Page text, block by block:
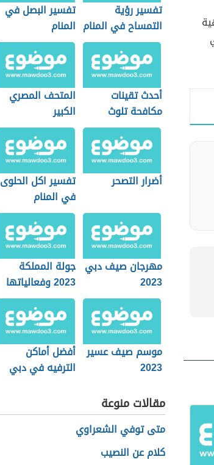
تفسير رؤية
التمساح في المنام
للمطلقة
تفسير البصل في
المنام
أحدث تقينات
مكافحة تلوث
المحيطات
المتحف المصري
الكبير
أضرار التصحر
تفسير اكل الحلوى
في المنام
مهرجان صيف دبي
2023
جولة المملكة
2023 وفعالياتها
موسم صيف عسير
2023
أفضل أماكن
الترفيه في دبي
مقالات منوعة
متى توفي الشعراوي
كلام عن النصيب